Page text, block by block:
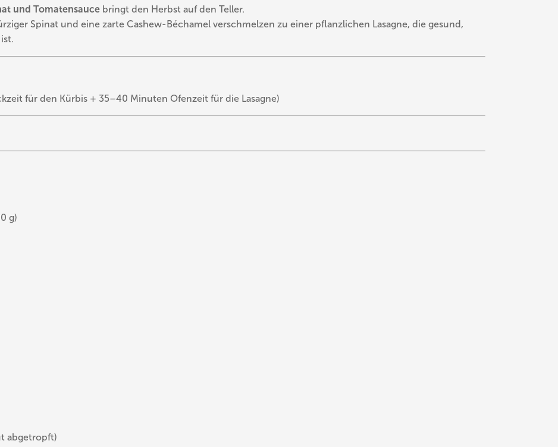
und Tomatensauce bringt den Herbst auf den Teller.
Spinat und eine zarte Cashew-Béchamel verschmelzen zu einer pflanzlichen Lasagne, die gesund,
für den Kürbis + 35–40 Minuten Ofenzeit für die Lasagne)
g)
abgetropft)